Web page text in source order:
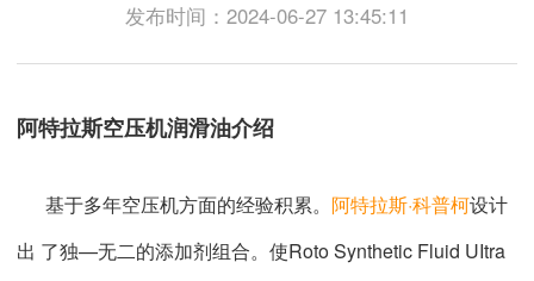
发布时间：2024-06-27 13:45:11
阿特拉斯空压机润滑油介绍
基于多年空压机方面的经验积累。 阿特拉斯·科普柯设计
出 了独—无二的添加剂组合。使Roto Synthetic Fluid UItra